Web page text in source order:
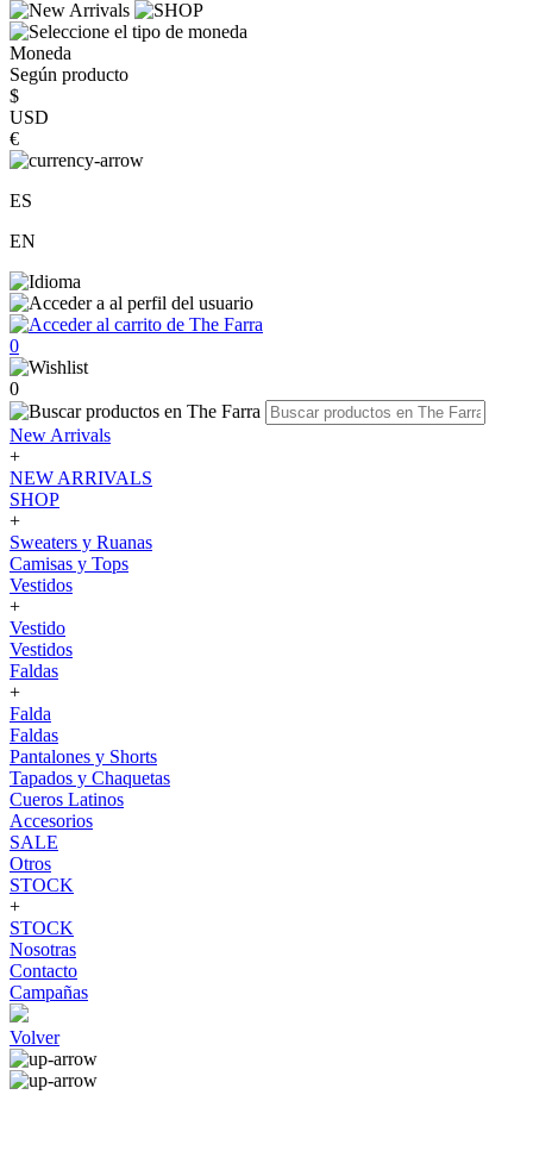
Moneda
Según producto
$
USD
€
ES
EN
0
0
New Arrivals
+
NEW ARRIVALS
SHOP
+
Sweaters y Ruanas
Camisas y Tops
Vestidos
+
Vestido
Vestidos
Faldas
+
Falda
Faldas
Pantalones y Shorts
Tapados y Chaquetas
Cueros Latinos
Accesorios
SALE
Otros
STOCK
+
STOCK
Nosotras
Contacto
Campañas
Volver